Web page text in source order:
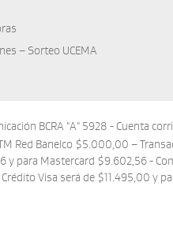
– Sorteo UCEMA
BCRA "A" 5928 - Cuenta
Red Banelco $5.000,00 –
para Mastercard $9.602,56 -
Visa será de $11.495,00 y